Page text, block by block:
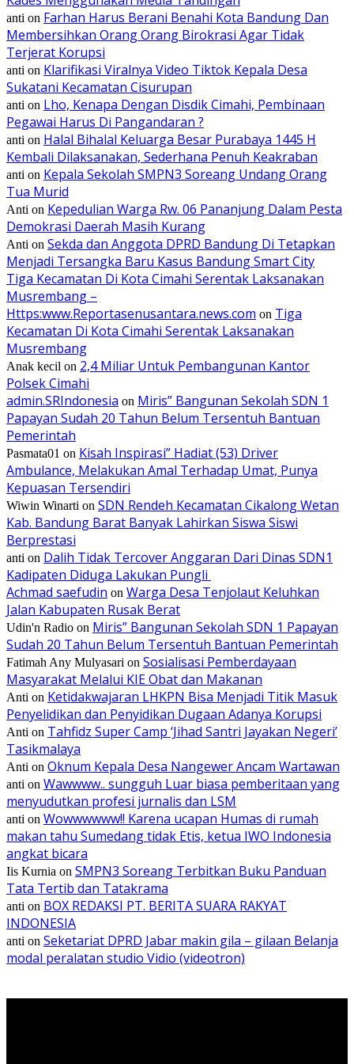
anti on Farhan Harus Berani Benahi Kota Bandung Dan
Membersihkan Orang Orang Birokrasi Agar Tidak
Terjerat Korupsi
anti on Klarifikasi Viralnya Video Tiktok Kepala Desa
Sukatani Kecamatan Cisurupan
anti on Lho, Kenapa Dengan Disdik Cimahi, Pembinaan
Pegawai Harus Di Pangandaran ?
anti on Halal Bihalal Keluarga Besar Purabaya 1445 H
Kembali Dilaksanakan, Sederhana Penuh Keakraban
anti on Kepala Sekolah SMPN3 Soreang Undang Orang
Tua Murid
Anti on Kepedulian Warga Rw. 06 Pananjung Dalam Pesta
Demokrasi Daerah Masih Kurang
Anti on Sekda dan Anggota DPRD Bandung Di Tetapkan
Menjadi Tersangka Baru Kasus Bandung Smart City
Tiga Kecamatan Di Kota Cimahi Serentak Laksanakan
Musrembang –
Https:www.Reportasenusantara.news.com on Tiga
Kecamatan Di Kota Cimahi Serentak Laksanakan
Musrembang
Anak kecil on 2,4 Miliar Untuk Pembangunan Kantor
Polsek Cimahi
admin.SRIndonesia on Miris” Bangunan Sekolah SDN 1
Papayan Sudah 20 Tahun Belum Tersentuh Bantuan
Pemerintah
Pasmata01 on Kisah Inspirasi” Hadiat (53) Driver
Ambulance, Melakukan Amal Terhadap Umat, Punya
Kepuasan Tersendiri
Wiwin Winarti on SDN Rendeh Kecamatan Cikalong Wetan
Kab. Bandung Barat Banyak Lahirkan Siswa Siswi
Berprestasi
anti on Dalih Tidak Tercover Anggaran Dari Dinas SDN1
Kadipaten Diduga Lakukan Pungli
Achmad saefudin on Warga Desa Tenjolaut Keluhkan
Jalan Kabupaten Rusak Berat
Udin'n Radio on Miris” Bangunan Sekolah SDN 1 Papayan
Sudah 20 Tahun Belum Tersentuh Bantuan Pemerintah
Fatimah Any Mulyasari on Sosialisasi Pemberdayaan
Masyarakat Melalui KIE Obat dan Makanan
Anti on Ketidakwajaran LHKPN Bisa Menjadi Titik Masuk
Penyelidikan dan Penyidikan Dugaan Adanya Korupsi
Anti on Tahfidz Super Camp ‘Jihad Santri Jayakan Negeri’
Tasikmalaya
Anti on Oknum Kepala Desa Nangewer Ancam Wartawan
anti on Wawwww.. sungguh Luar biasa pemberitaan yang
menyudutkan profesi jurnalis dan LSM
anti on Wowwwwww!! Karena ucapan Humas di rumah
makan tahu Sumedang tidak Etis, ketua IWO Indonesia
angkat bicara
Iis Kurnia on SMPN3 Soreang Terbitkan Buku Panduan
Tata Tertib dan Tatakrama
anti on BOX REDAKSI PT. BERITA SUARA RAKYAT
INDONESIA
anti on Seketariat DPRD Jabar makin gila – gilaan Belanja
modal peralatan studio Vidio (videotron)